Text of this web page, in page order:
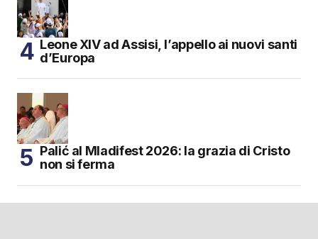
Leone XIV ad Assisi, l’appello ai nuovi santi
d’Europa
Palić al Mladifest 2026: la grazia di Cristo
non si ferma